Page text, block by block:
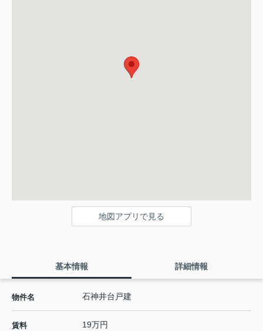
地図アプリで見る
基本情報 詳細情報
物件名 石神井台戸建
賃料 19万円